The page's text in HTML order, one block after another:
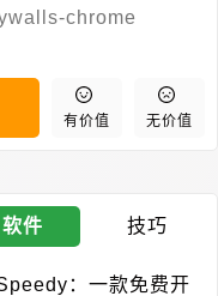
chrome
有价值 无价值
软件 技巧
：一款免费开